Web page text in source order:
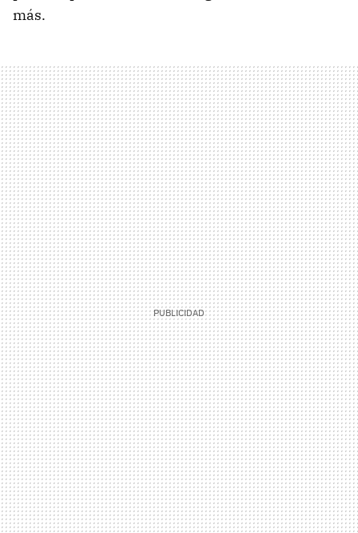
más.